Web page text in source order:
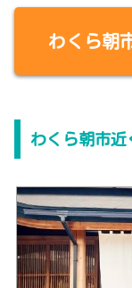
わくら朝
わくら朝市近